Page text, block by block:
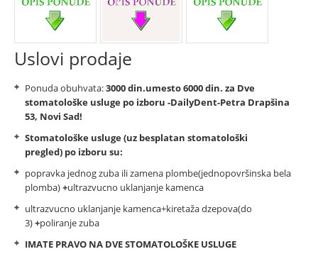
Uslovi prodaje
Ponuda obuhvata:3000 din.umesto 6000 din. za Dve
stomatološke usluge po izboru -DailyDent-Petra Drapšina
53, Novi Sad!
Stomatološke usluge (uz besplatan stomatološki
pregled) po izboru su:
popravka jednog zuba ili zamena plombe(jednopovršinska bela
plomba)+ultrazvucno uklanjanje kamenca
ultrazvucno uklanjanje kamenca+kiretaža dzepova(do
3)+poliranje zuba
IMATE PRAVO NA DVE STOMATOLOŠKE USLUGE